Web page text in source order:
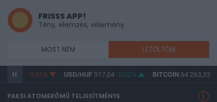
FRISSS APP!
Tény, elemzés, vélemény
MOST NEM LETÖLTÖM
365,36 -0,01% USD/HUF317,04 0,02% BITCOIN64 263,33
PAKSI ATOMERŐMŰ TELJESÍTMÉNYE